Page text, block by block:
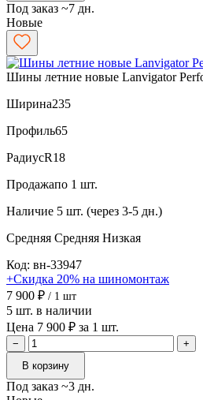
Под заказ ~7 дн.
Новые
Шины летние новые Lanvigator
Ширина235
Профиль65
РадиусR18
Продажапо 1 шт.
Наличие 5 шт. (через 3-5 дн.)
Средняя Средняя Низкая
Код: вн-33947
+Скидка 20% на шиномонтаж
7 900 ₽ / 1 шт
5 шт. в наличии
Цена 7 900 ₽ за 1 шт.
−
+
В корзину
Под заказ ~3 дн.